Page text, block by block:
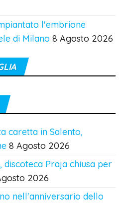
l'embrione
di Milano 8 Agosto 2026
caretta in Salento,
8 Agosto 2026
discoteca Praja chiusa per
2026
nell'anniversario dello